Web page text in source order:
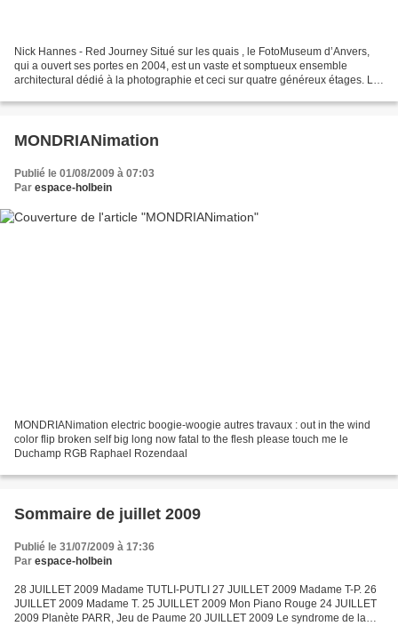
Nick Hannes - Red Journey Situé sur les quais , le FotoMuseum d’Anvers,
qui a ouvert ses portes en 2004, est un vaste et somptueux ensemble
architectural dédié à la photographie et ceci sur quatre généreux étages. Le
MONDRIANimation
Publié le 01/08/2009 à 07:03
Par espace-holbein
MONDRIANimation electric boogie-woogie autres travaux : out in the wind
color flip broken self big long now fatal to the flesh please touch me le
Duchamp RGB Raphael Rozendaal
Sommaire de juillet 2009
Publié le 31/07/2009 à 17:36
Par espace-holbein
28 JUILLET 2009 Madame TUTLI-PUTLI 27 JUILLET 2009 Madame T-P. 26
JUILLET 2009 Madame T. 25 JUILLET 2009 Mon Piano Rouge 24 JUILLET
2009 Planète PARR, Jeu de Paume 20 JUILLET 2009 Le syndrome de la